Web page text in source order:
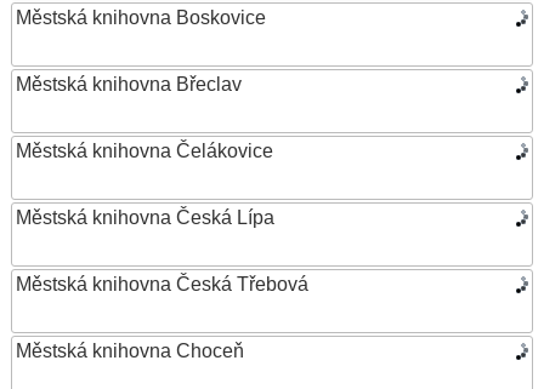
Městská knihovna Boskovice
Městská knihovna Břeclav
Městská knihovna Čelákovice
Městská knihovna Česká Lípa
Městská knihovna Česká Třebová
Městská knihovna Choceň